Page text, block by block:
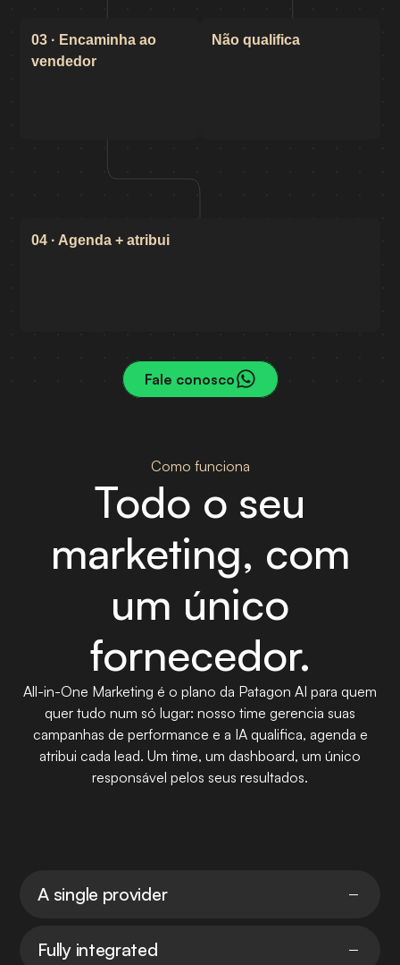
03 · Encaminha ao
vendedor
Não qualifica
04 · Agenda + atribui
Fale conosco
Como funciona
Todo o seu
marketing, com
um único
fornecedor.
All-in-One Marketing é o plano da Patagon AI para quem
quer tudo num só lugar: nosso time gerencia suas
campanhas de performance e a IA qualifica, agenda e
atribui cada lead. Um time, um dashboard, um único
responsável pelos seus resultados.
A single provider
Fully integrated